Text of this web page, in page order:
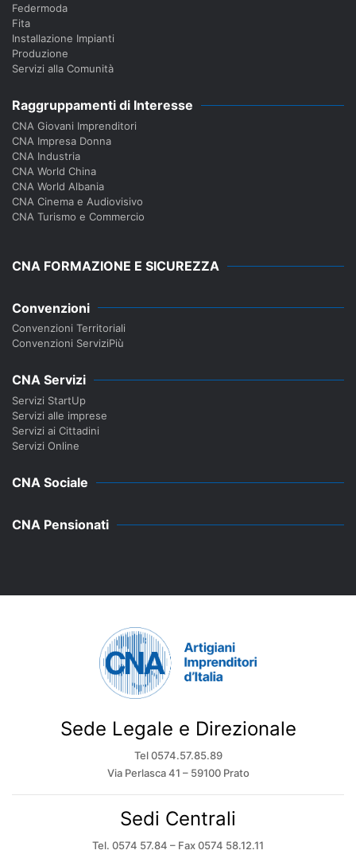
Federmoda
Fita
Installazione Impianti
Produzione
Servizi alla Comunità
Raggruppamenti di Interesse
CNA Giovani Imprenditori
CNA Impresa Donna
CNA Industria
CNA World China
CNA World Albania
CNA Cinema e Audiovisivo
CNA Turismo e Commercio
CNA FORMAZIONE E SICUREZZA
Convenzioni
Convenzioni Territoriali
Convenzioni ServiziPiù
CNA Servizi
Servizi StartUp
Servizi alle imprese
Servizi ai Cittadini
Servizi Online
CNA Sociale
CNA Pensionati
Sede Legale e Direzionale
Tel 0574.57.85.89
Via Perlasca 41 – 59100 Prato
Sedi Centrali
Tel. 0574 57.84 – Fax 0574 58.12.11